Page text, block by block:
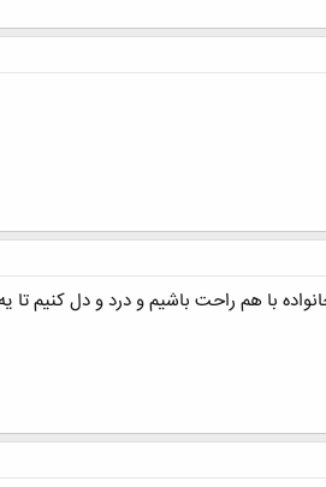
با هم راحت باشیم و درد و دل کنیم تا یه